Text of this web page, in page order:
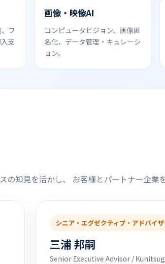
フ
支
画像・映像AI
コンピュータビジョン、画像匿
名化、データ管理・キュレーシ
ョン。
知見を活かし、 お客様とパートナー企業を
シニア・エグゼクティブ・アドバイ
三浦 邦嗣
Senior Executive Advisor /